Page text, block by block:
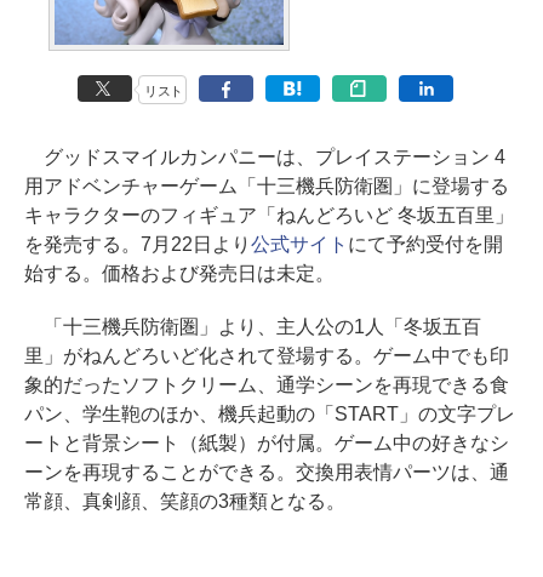
リスト
グッドスマイルカンパニーは、プレイステーション 4
用アドベンチャーゲーム「十三機兵防衛圏」に登場する
キャラクターのフィギュア「ねんどろいど 冬坂五百里」
を発売する。7月22日より 公式サイト にて予約受付を開
始する。価格および発売日は未定。
「十三機兵防衛圏」より、主人公の1人「冬坂五百
里」がねんどろいど化されて登場する。ゲーム中でも印
象的だったソフトクリーム、通学シーンを再現できる食
パン、学生鞄のほか、機兵起動の「START」の文字プレ
ートと背景シート（紙製）が付属。ゲーム中の好きなシ
ーンを再現することができる。交換用表情パーツは、通
常顔、真剣顔、笑顔の3種類となる。